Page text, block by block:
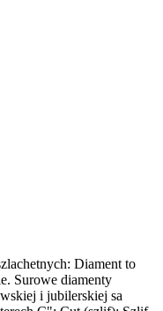
Diament to
Surowe diamenty
i jubilerskiej sa